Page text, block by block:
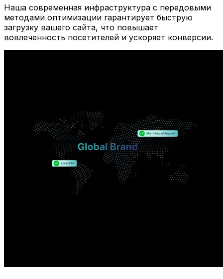
Наша современная инфраструктура с передовыми
методами оптимизации гарантирует быструю
загрузку вашего сайта, что повышает
вовлеченность посетителей и ускоряет конверсии.